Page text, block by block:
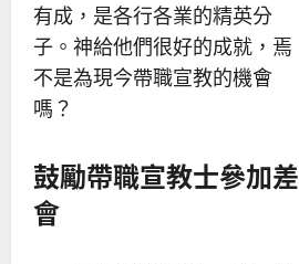
有成，是各行各業的精英分
子。神給他們很好的成就，焉
不是為現今帶職宣教的機會
嗎？
鼓勵帶職宣教士參加差
會